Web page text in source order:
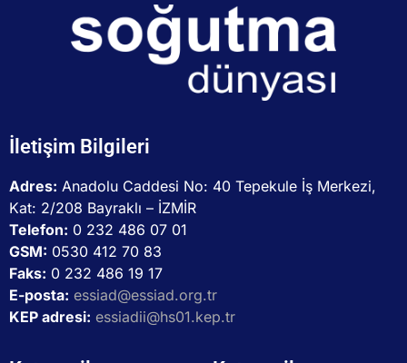
İletişim Bilgileri
Adres: Anadolu Caddesi No: 40 Tepekule İş Merkezi,
Kat: 2/208 Bayraklı – İZMİR
Telefon: 0 232 486 07 01
GSM: 0530 412 70 83
Faks: 0 232 486 19 17
E-posta: essiad@essiad.org.tr
KEP adresi: essiadii@hs01.kep.tr